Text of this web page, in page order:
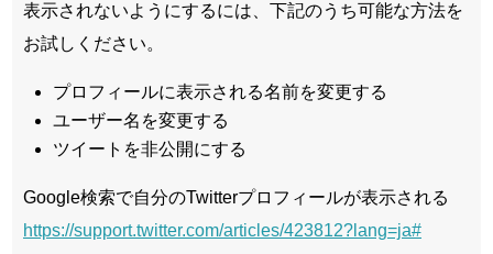
表示されないようにするには、下記のうち可能な方法を
お試しください。
プロフィールに表示される名前を変更する
ユーザー名を変更する
ツイートを非公開にする
Google検索で自分のTwitterプロフィールが表示される
https://support.twitter.com/articles/423812?lang=ja#